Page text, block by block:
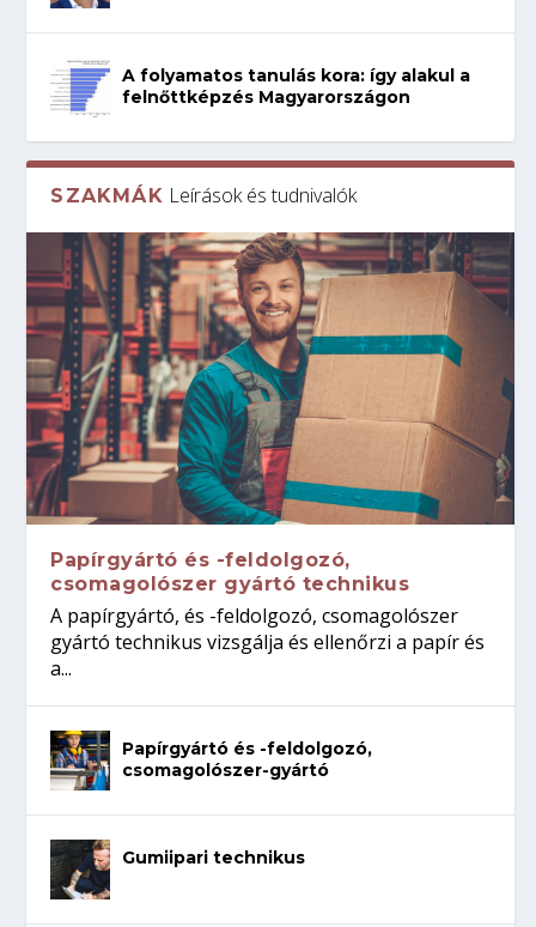
A folyamatos tanulás kora: így alakul a
felnőttképzés Magyarországon
SZAKMÁK Leírások és tudnivalók
Papírgyártó és -feldolgozó,
csomagolószer gyártó technikus
A papírgyártó, és -feldolgozó, csomagolószer
gyártó technikus vizsgálja és ellenőrzi a papír és
a...
Papírgyártó és -feldolgozó,
csomagolószer-gyártó
Gumiipari technikus